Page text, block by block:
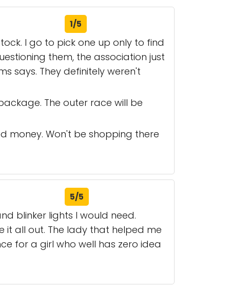
1/5
I go to pick one up only to find
them, the association just
says. They definitely weren't
The outer race will be
money. Won't be shopping there
5/5
blinker lights I would need.
it all out. The lady that helped me
for a girl who well has zero idea